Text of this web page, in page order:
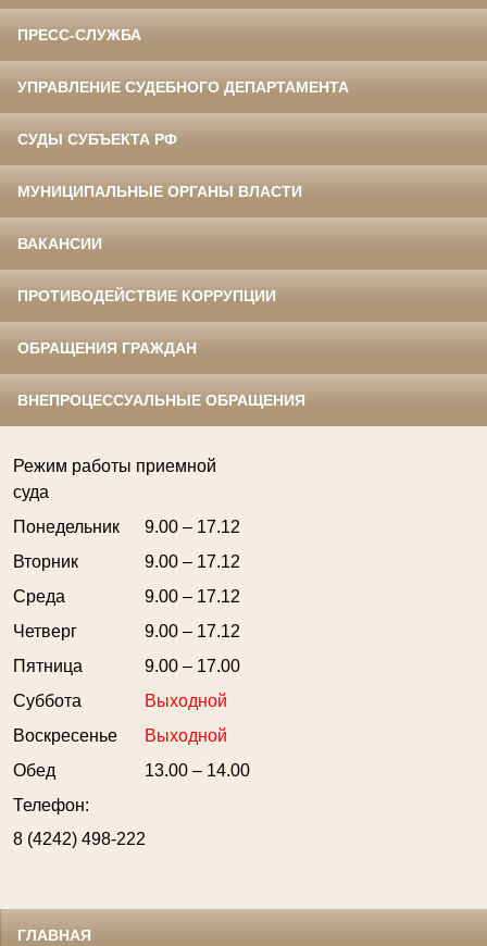
ПРЕСС-СЛУЖБА
УПРАВЛЕНИЕ СУДЕБНОГО ДЕПАРТАМЕНТА
СУДЫ СУБЪЕКТА РФ
МУНИЦИПАЛЬНЫЕ ОРГАНЫ ВЛАСТИ
ВАКАНСИИ
ПРОТИВОДЕЙСТВИЕ КОРРУПЦИИ
ОБРАЩЕНИЯ ГРАЖДАН
ВНЕПРОЦЕССУАЛЬНЫЕ ОБРАЩЕНИЯ
Режим работы приемной
суда
Понедельник
9.00 – 17.12
Вторник
9.00 – 17.12
Среда
9.00 – 17.12
Четверг
9.00 – 17.12
Пятница
9.00 – 17.00
Суббота
Выходной
Воскресенье
Выходной
Обед
13.00 – 14.00
Телефон:
8 (4242) 498-222
ГЛАВНАЯ